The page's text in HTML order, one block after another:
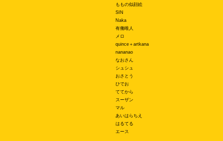
ももの似顔絵
SIN
Naka
有働唯人
メロ
quince＋artkana
nananao
なおさん
シュシュ
おさとう
ひでお
ててから
スーザン
マル
あいはらちえ
はるてる
エース